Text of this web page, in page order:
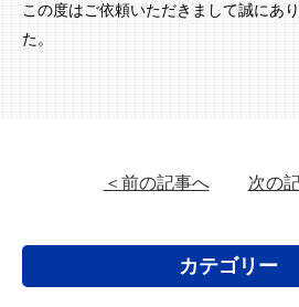
この度はご依頼いただきまして誠にあ
た。
＜前の記事へ 次の
カテゴリー